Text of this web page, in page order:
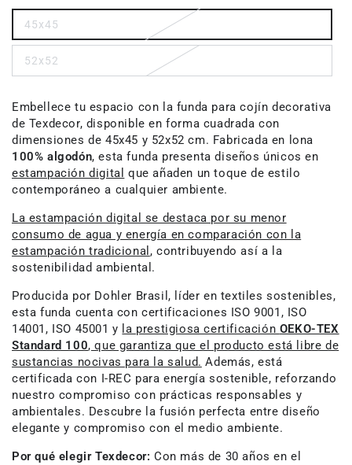
45x45
52x52
Embellece tu espacio con la funda para cojín decorativa
de Texdecor, disponible en forma cuadrada con
dimensiones de 45x45 y 52x52 cm. Fabricada en lona
100% algodón, esta funda presenta diseños únicos en
estampación digital que añaden un toque de estilo
contemporáneo a cualquier ambiente.
La estampación digital se destaca por su menor
consumo de agua y energía en comparación con la
estampación tradicional , contribuyendo así a la
sostenibilidad ambiental.
Producida por Dohler Brasil, líder en textiles sostenibles,
esta funda cuenta con certificaciones ISO 9001, ISO
14001, ISO 45001 y la prestigiosa certificación OEKO-TEX
Standard 100, que garantiza que el producto está libre de
sustancias nocivas para la salud. Además, está
certificada con I-REC para energía sostenible, reforzando
nuestro compromiso con prácticas responsables y
ambientales. Descubre la fusión perfecta entre diseño
elegante y compromiso con el medio ambiente.
Por qué elegir Texdecor: Con más de 30 años en el